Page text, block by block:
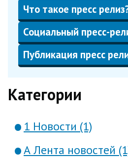
Что такое пресс
Социальный пресс-
Публикация пресс
Категории
1 Новости (1)
А Лента новостей